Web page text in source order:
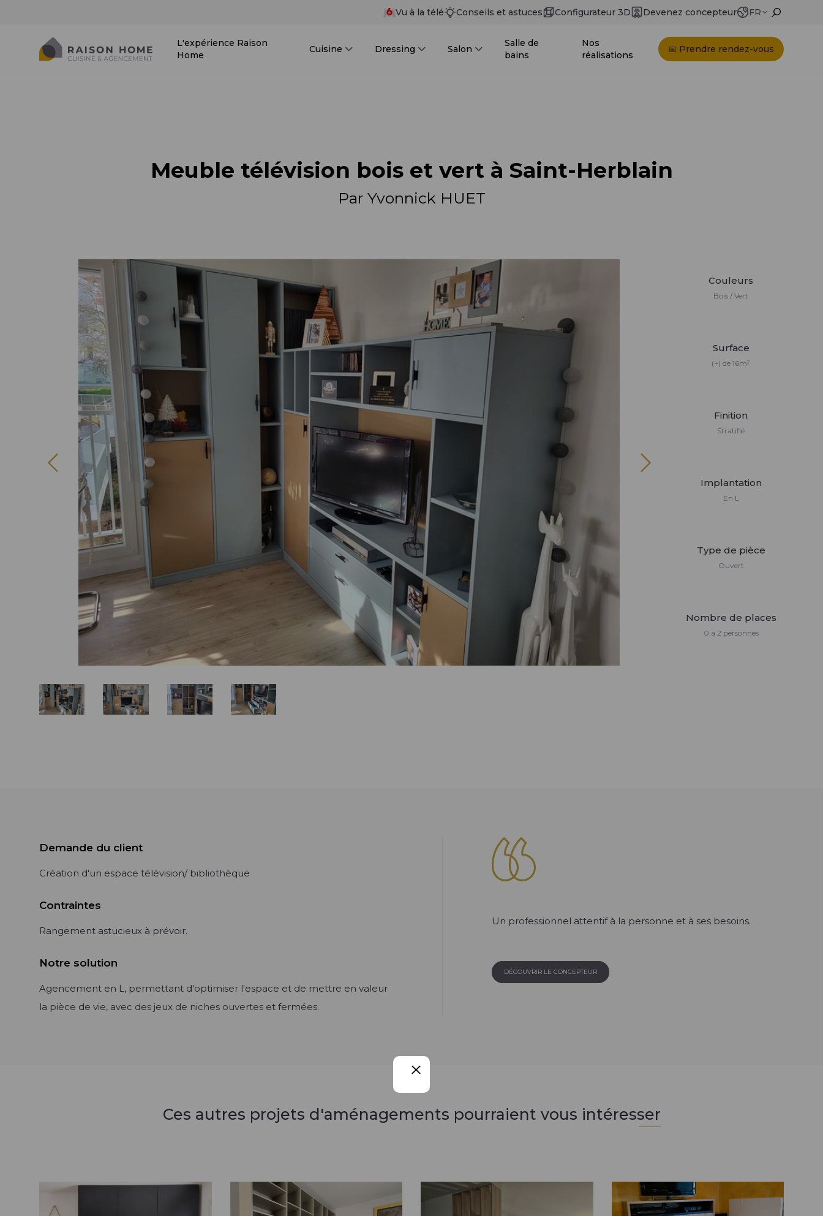
Vu à la télé Conseils et astuces Configurateur 3D Devenez concepteur FR
L'expérience Raison
Home
Cuisine Dressing Salon
Salle de
bains
Nos
réalisations
📅 Prendre rendez-vous
Meuble télévision bois et vert à Saint-Herblain
Par Yvonnick HUET
Couleurs
Bois / Vert
Surface
(+) de 16m²
Finition
Stratifié
Implantation
En L
Type de pièce
Ouvert
Nombre de places
0 à 2 personnes
Demande du client
Création d'un espace télévision/ bibliothèque
Contraintes
Rangement astucieux à prévoir.
Notre solution
Agencement en L, permettant d'optimiser l'espace et de mettre en valeur
la pièce de vie, avec des jeux de niches ouvertes et fermées.
Un professionnel attentif à la personne et à ses besoins.
DÉCOUVRIR LE CONCEPTEUR
Ces autres projets d'aménagements pourraient vous intéresser